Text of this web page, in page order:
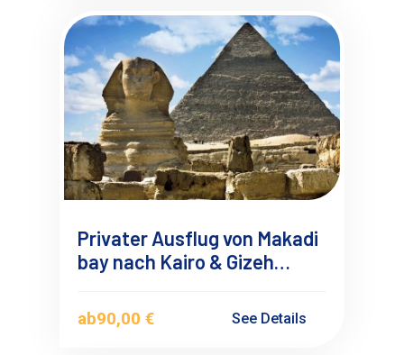
Privater Ausflug von Makadi
bay nach Kairo & Gizeh
Deutschsprachigen
Reiseführer
ab90,00 € See Details